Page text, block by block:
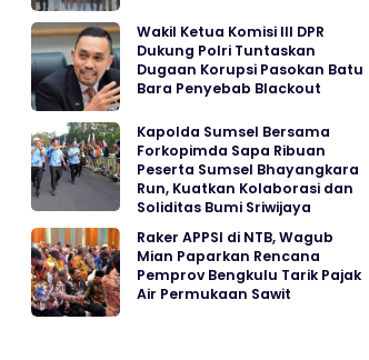
Wakil Ketua Komisi III DPR
Dukung Polri Tuntaskan
Dugaan Korupsi Pasokan Batu
Bara Penyebab Blackout
Kapolda Sumsel Bersama
Forkopimda Sapa Ribuan
Peserta Sumsel Bhayangkara
Run, Kuatkan Kolaborasi dan
Soliditas Bumi Sriwijaya
Raker APPSI di NTB, Wagub
Mian Paparkan Rencana
Pemprov Bengkulu Tarik Pajak
Air Permukaan Sawit